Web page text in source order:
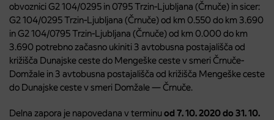
obvoznici G2 104/0295 in 0795 Trzin-Ljubljana (Črnuče) in sicer:
G2 104/0295 Trzin-Ljubljana (Črnuče) od km 0.550 do km 3.690
in G2 104/0795 Trzin-Ljubljana (Črnuče) od km 0.000 do km
3.690 potrebno začasno ukiniti 3 avtobusna postajališča od
križišča Dunajske ceste do Mengeške ceste v smeri Črnuče-
Domžale in 3 avtobusna postajališča od križišča Mengeške ceste
do Dunajske ceste v smeri Domžale — Črnuče.
Delna zapora je napovedana v terminu od 7. 10. 2020 do 31. 10.